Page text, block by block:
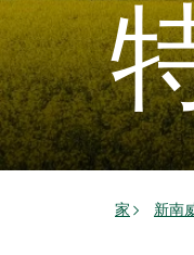
家 新南